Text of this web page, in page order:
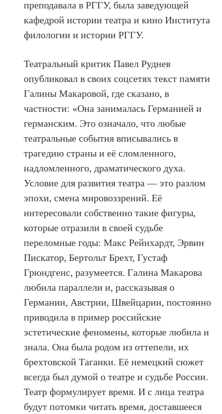
преподавала в РГГУ, была заведующей
кафедрой истории театра и кино Института
филологии и истории РГГУ.
Театральный критик Павел Руднев
опубликовал в своих соцсетях текст памяти
Галины Макаровой, где сказано, в
частности: «Она занималась Германией и
германским. Это означало, что любые
театральные события вписывались в
трагедию страны и её сломленного,
надломленного, драматического духа.
Условие для развития театра — это разлом
эпохи, смена мировоззрений. Её
интересовали собственно такие фигуры,
которые отразили в своей судьбе
переломные годы: Макс Рейнхардт, Эрвин
Пискатор, Бертольт Брехт, Густаф
Грюндгенс, разумеется. Галина Макарова
любила параллели и, рассказывая о
Германии, Австрии, Швейцарии, постоянно
приводила в пример российские
эстетические феномены, которые любила и
знала. Она была родом из оттепели, их
брехтовской Таганки. Её немецкий сюжет
всегда был думой о театре и судьбе России.
Театр формулирует время. И с лица театра
будут потомки читать время, доставшееся